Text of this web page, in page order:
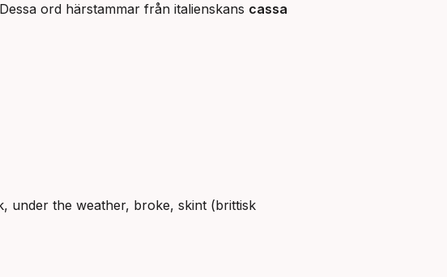
ord härstammar från italienskans cassa
under the weather, broke, skint (brittisk